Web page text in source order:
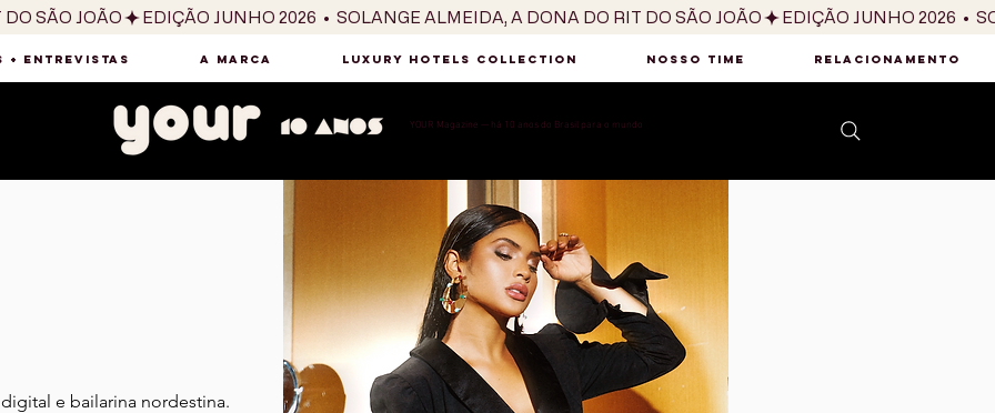
SÃO JOÃO
+ ENTREVISTAS A MARCA LUXURY HOTELS COLLECTION NOSSO TIME RELACIONAMENTO
YOUR Magazine — há 10 anos do Brasil para o mundo
e bailarina nordestina.